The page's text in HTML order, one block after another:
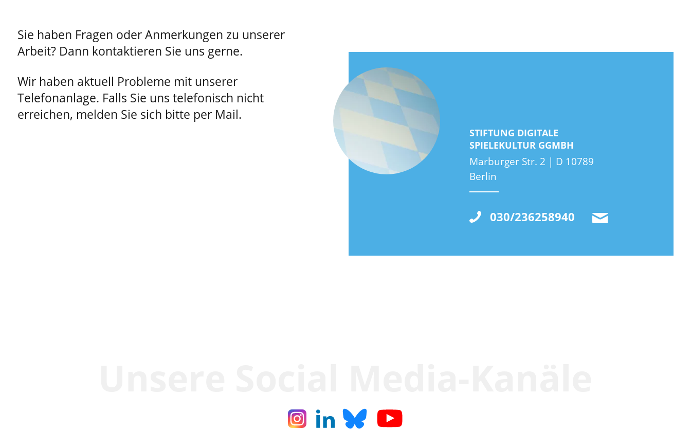
Sie haben Fragen oder Anmerkungen zu unserer
Arbeit? Dann kontaktieren Sie uns gerne.
Wir haben aktuell Probleme mit unserer
Telefonanlage. Falls Sie uns telefonisch nicht
erreichen, melden Sie sich bitte per Mail.
STIFTUNG DIGITALE
SPIELEKULTUR GGMBH
Marburger Str. 2 | D 10789
Berlin
030/236258940